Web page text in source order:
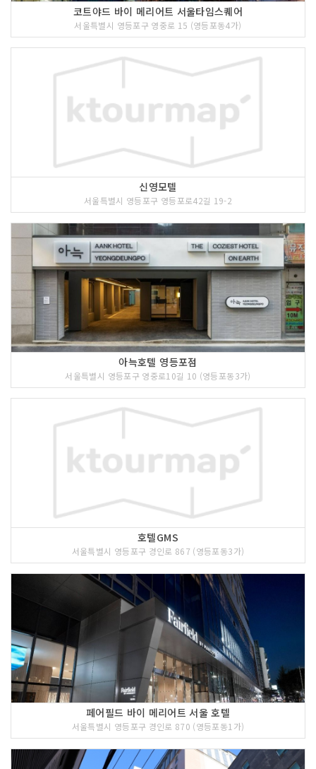
코트야드 바이 메리어트 서울타임스퀘어
서울특별시 영등포구 영중로 15 (영등포동4가)
신영모텔
서울특별시 영등포구 영등포로42길 19-2
아늑호텔 영등포점
서울특별시 영등포구 영중로10길 10 (영등포동3가)
호텔GMS
서울특별시 영등포구 경인로 867 (영등포동3가)
페어필드 바이 메리어트 서울 호텔
서울특별시 영등포구 경인로 870 (영등포동1가)